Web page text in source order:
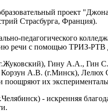
проект
Страсбурга, Франция).
педагогического
речи с помощью ТРИЗ-РТВ
Гину А.А., Гин
А.В. (г.Минск),
поощряют их
- искренняя